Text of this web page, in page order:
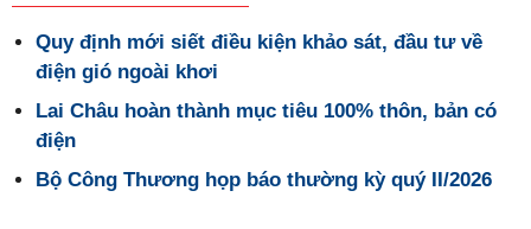
Quy định mới siết điều kiện khảo sát, đầu tư về
điện gió ngoài khơi
Lai Châu hoàn thành mục tiêu 100% thôn, bản có
điện
Bộ Công Thương họp báo thường kỳ quý II/2026